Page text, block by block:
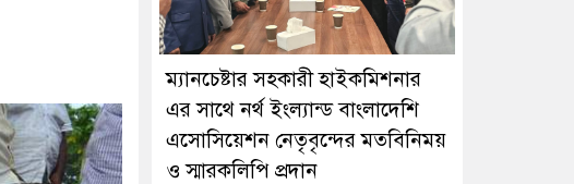
ম্যানচেষ্টার সহকারী হাইকমিশনার
এর সাথে নর্থ ইংল্যান্ড বাংলাদেশি
এসোসিয়েশন নেতৃবৃন্দের মতবিনিময়
ও স্মারকলিপি প্রদান